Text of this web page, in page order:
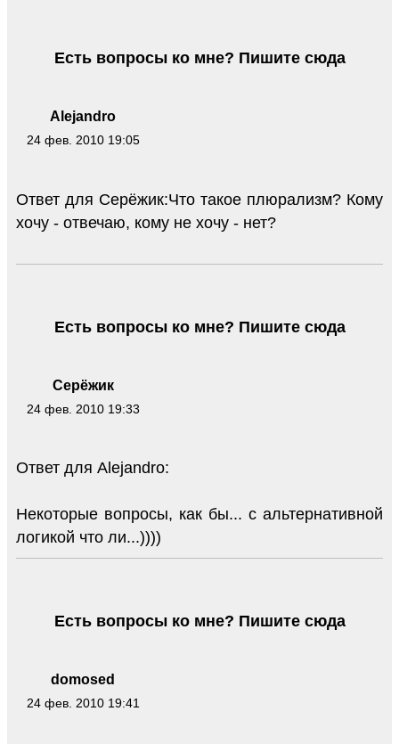
Alejandro
24 фев. 2010 19:05
Есть вопросы ко мне? Пишите сюда
Ответ для Серёжик:Что такое плюрализм? Кому
хочу - отвечаю, кому не хочу - нет?
Серёжик
24 фев. 2010 19:33
Есть вопросы ко мне? Пишите сюда
Ответ для Alejandro:
Некоторые вопросы, как бы... с альтернативной
логикой что ли...))))
domosed
24 фев. 2010 19:41
Есть вопросы ко мне? Пишите сюда